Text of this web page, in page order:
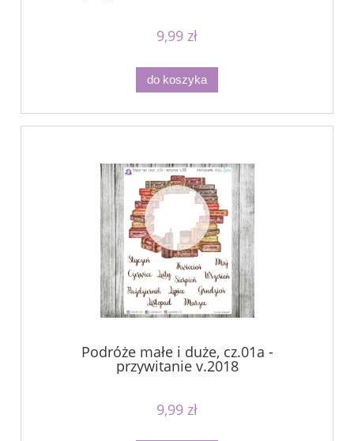
9,99 zł
do koszyka
Podróże małe i duże, cz.01a -
przywitanie v.2018
9,99 zł